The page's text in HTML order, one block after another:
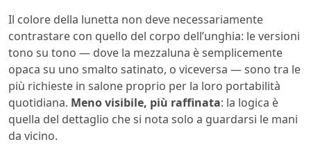
Il colore della lunetta non deve necessariamente
contrastare con quello del corpo dell’unghia: le versioni
tono su tono — dove la mezzaluna è semplicemente
opaca su uno smalto satinato, o viceversa — sono tra le
più richieste in salone proprio per la loro portabilità
quotidiana. Meno visibile, più raffinata: la logica è
quella del dettaglio che si nota solo a guardarsi le mani
da vicino.